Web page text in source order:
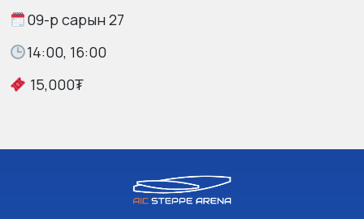
09-р сарын 27
14:00, 16:00
15,000₮